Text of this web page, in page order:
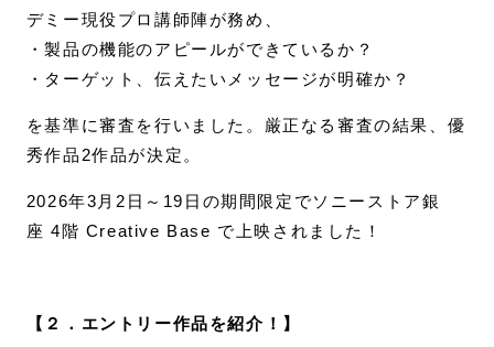
デミー現役プロ講師陣が務め、
・製品の機能のアピールができているか？
・ターゲット、伝えたいメッセージが明確か？
を基準に審査を行いました。厳正なる審査の結果、優
秀作品2作品が決定。
2026年3月2日～19日の期間限定でソニーストア銀
座 4階 Creative Base で上映されました！
【２．エントリー作品を紹介！】